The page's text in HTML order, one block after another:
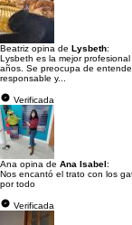
Beatriz opina de Lysbeth:
Lysbeth es la mejor
años. Se preocupa de
responsable y...
Verificada
Ana opina de Ana Isabel:
Nos encantó el trato con los
por todo
Verificada